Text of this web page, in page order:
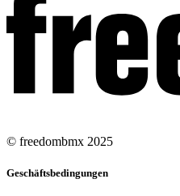
© freedombmx 2025
Geschäftsbedingungen